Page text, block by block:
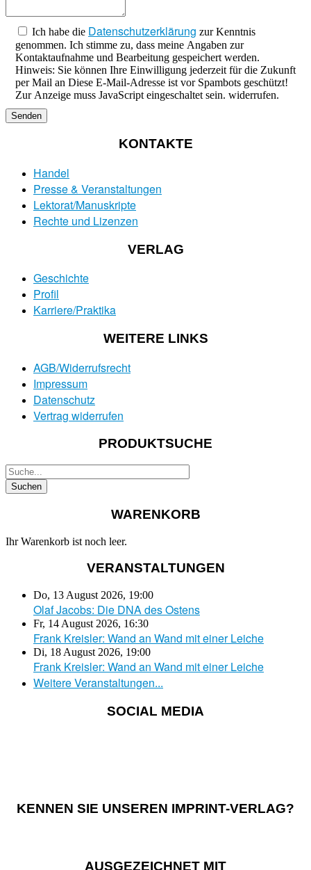
Ich habe die Datenschutzerklärung zur Kenntnis
genommen. Ich stimme zu, dass meine Angaben zur
Kontaktaufnahme und Bearbeitung gespeichert werden.
Hinweis: Sie können Ihre Einwilligung jederzeit für die Zukunft
per Mail an Diese E-Mail-Adresse ist vor Spambots geschützt!
Zur Anzeige muss JavaScript eingeschaltet sein. widerrufen.
Senden
KONTAKTE
Handel
Presse & Veranstaltungen
Lektorat/Manuskripte
Rechte und Lizenzen
VERLAG
Geschichte
Profil
Karriere/Praktika
WEITERE LINKS
AGB/Widerrufsrecht
Impressum
Datenschutz
Vertrag widerrufen
PRODUKTSUCHE
WARENKORB
Ihr Warenkorb ist noch leer.
VERANSTALTUNGEN
Do, 13 August 2026, 19:00
Olaf Jacobs: Die DNA des Ostens
Fr, 14 August 2026, 16:30
Frank Kreisler: Wand an Wand mit einer Leiche
Di, 18 August 2026, 19:00
Frank Kreisler: Wand an Wand mit einer Leiche
Weitere Veranstaltungen...
SOCIAL MEDIA
KENNEN SIE UNSEREN IMPRINT-VERLAG?
AUSGEZEICHNET MIT